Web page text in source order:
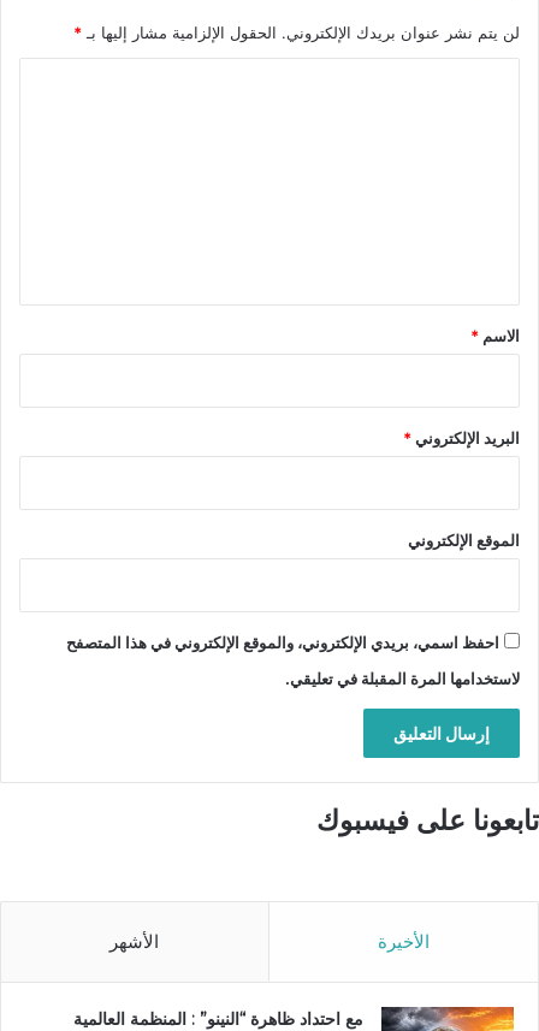
لن يتم نشر عنوان بريدك الإلكتروني. الحقول الإلزامية مشار إليها بـ *
*
الاسم *
البريد الإلكتروني*
الموقع الإلكتروني
احفظ اسمي، بريدي الإلكتروني، والموقع الإلكتروني في هذا المتصفح
لاستخدامها المرة المقبلة في تعليقي.
تابعونا على فيسبوك
الأخيرة الأشهر
مع احتداد ظاهرة “النينو” : المنظمة العالمية